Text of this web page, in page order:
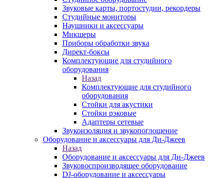
Звуковые карты, портостудии, рекордеры
Студийные мониторы
Наушники и аксессуары
Микшеры
Приборы обработки звука
Директ-боксы
Комплектующие для студийного
оборудования
Назад
Комплектующие для студийного
оборудования
Стойки для акустики
Стойки рэковые
Адаптеры сетевые
Звукоизоляция и звукопоглощение
Оборудование и аксессуары для Ди-Джеев
Назад
Оборудование и аксессуары для Ди-Джеев
Звуковоспроизводящее оборудование
DJ-оборудование и аксессуары